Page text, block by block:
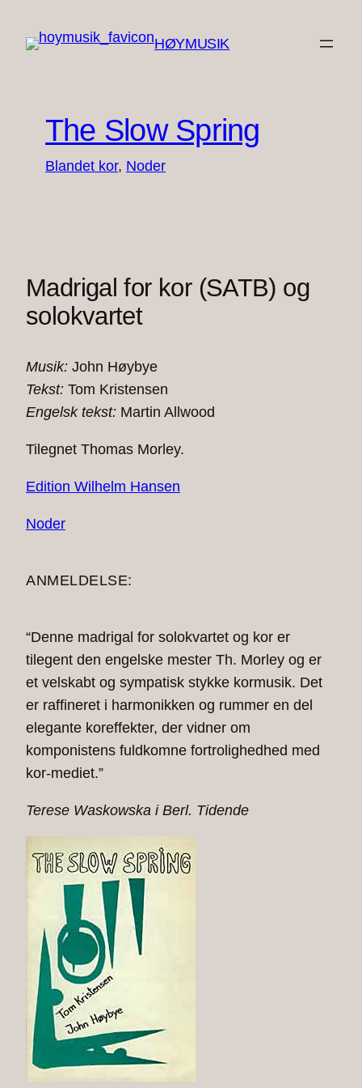
HØYMUSIK
The Slow Spring
Blandet kor, Noder
Madrigal for kor (SATB) og
solokvartet
Musik: John Høybye
Tekst: Tom Kristensen
Engelsk tekst: Martin Allwood
Tilegnet Thomas Morley.
Edition Wilhelm Hansen
Noder
ANMELDELSE:
“Denne madrigal for solokvartet og kor er
tilegent den engelske mester Th. Morley og er
et velskabt og sympatisk stykke kormusik. Det
er raffineret i harmonikken og rummer en del
elegante koreffekter, der vidner om
komponistens fuldkomne fortrolighedhed med
kor-mediet.”
Terese Waskowska i Berl. Tidende